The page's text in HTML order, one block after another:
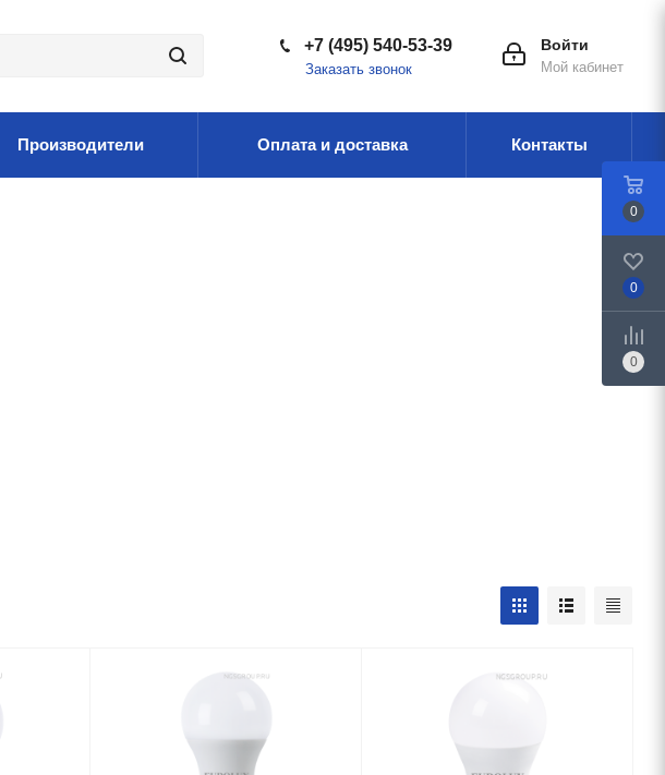
Войти
Мой кабинет
+7 (495) 540-53-39
Заказать звонок
Производители Оплата и доставка Контакты
0
0
0